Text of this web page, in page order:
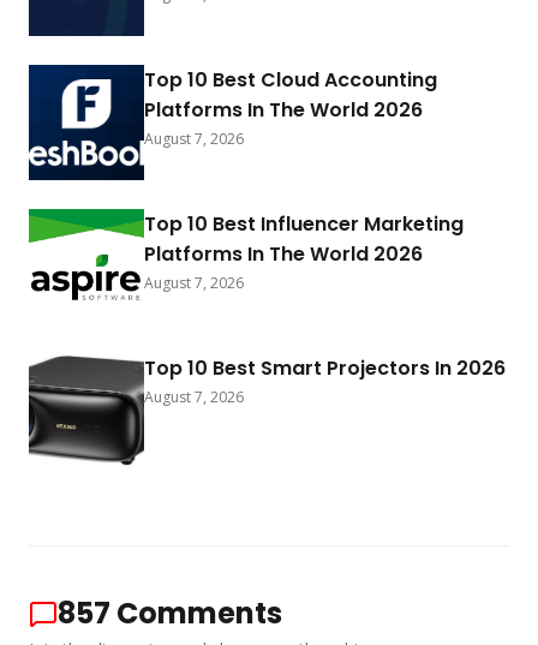
Top 10 Best Cloud Accounting
Platforms In The World 2026
August 7, 2026
Top 10 Best Influencer Marketing
Platforms In The World 2026
August 7, 2026
Top 10 Best Smart Projectors In 2026
August 7, 2026
857 Comments